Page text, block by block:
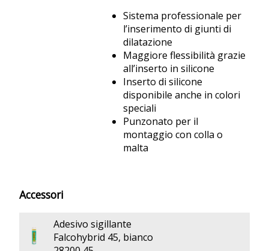
Sistema professionale per
l’inserimento di giunti di
dilatazione
Maggiore flessibilità grazie
all’inserto in silicone
Inserto di silicone
disponibile anche in colori
speciali
Punzonato per il
montaggio con colla o
malta
Accessori
Adesivo sigillante
Falcohybrid 45, bianco